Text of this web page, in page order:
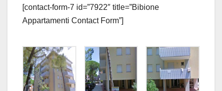
[contact-form-7 id=”7922″ title=”Bibione
Appartamenti Contact Form”]